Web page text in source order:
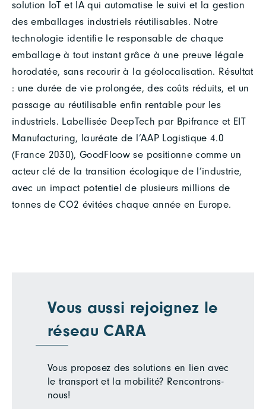
solution IoT et IA qui automatise le suivi et la gestion
des emballages industriels réutilisables. Notre
technologie identifie le responsable de chaque
emballage à tout instant grâce à une preuve légale
horodatée, sans recourir à la géolocalisation. Résultat
: une durée de vie prolongée, des coûts réduits, et un
passage au réutilisable enfin rentable pour les
industriels. Labellisée DeepTech par Bpifrance et EIT
Manufacturing, lauréate de l’AAP Logistique 4.0
(France 2030), GoodFloow se positionne comme un
acteur clé de la transition écologique de l’industrie,
avec un impact potentiel de plusieurs millions de
tonnes de CO2 évitées chaque année en Europe.
Vous aussi rejoignez le
réseau CARA
Vous proposez des solutions en lien avec
le transport et la mobilité? Rencontrons-
nous!